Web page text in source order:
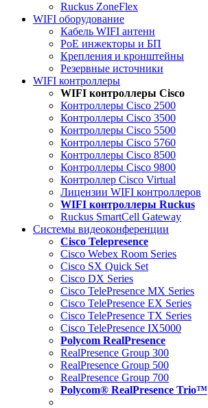
Ruckus ZoneFlex
WIFI оборудование
Кабель WIFI антенн
PoE инжекторы и БП
Крепления и кронштейны
Резервные источники
WIFI контроллеры
WIFI контроллеры Cisco
Контроллеры Cisco 2500
Контроллеры Cisco 3500
Контроллеры Cisco 5500
Контроллеры Cisco 5760
Контроллеры Cisco 8500
Контроллеры Cisco 9800
Контроллер Cisco Virtual
Лицензии WIFI контроллеров
WIFI контроллеры Ruckus
Ruckus SmartCell Gateway
Системы видеоконференции
Cisco Telepresence
Cisco Webex Room Series
Cisco SX Quick Set
Cisco DX Series
Cisco TelePresence MX Series
Cisco TelePresence EX Series
Cisco TelePresence TX Series
Cisco TelePresence IX5000
Polycom RealPresence
RealPresence Group 300
RealPresence Group 500
RealPresence Group 700
Polycom® RealPresence Trio™